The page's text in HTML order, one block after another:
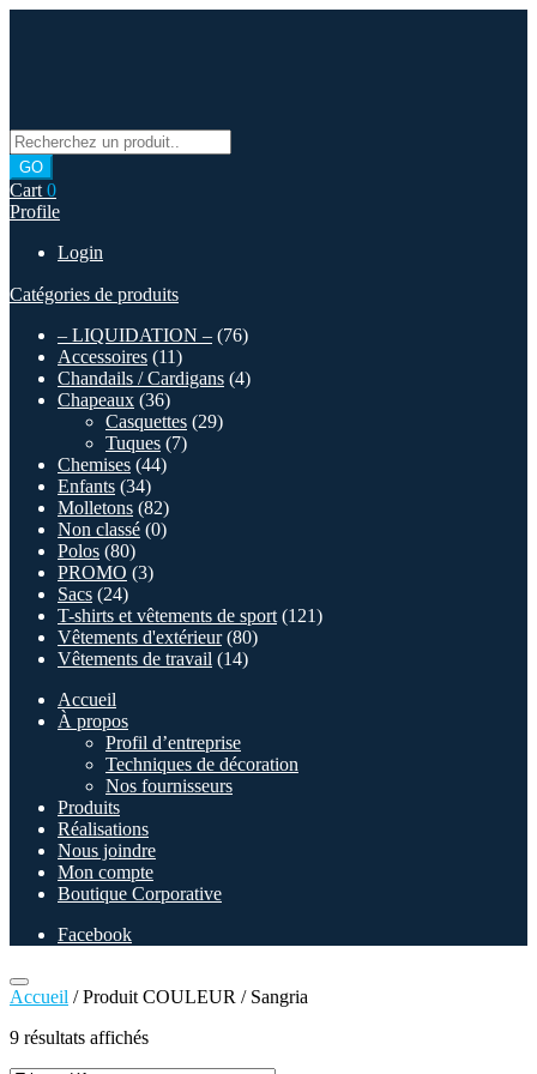
Impressions Multi-Images
Products
search
GO
Cart0
Profile
Login
– LIQUIDATION –
Accessoires(11)
Chandails / Cardigans
Chapeaux(36)
Casquettes
Tuques
Chemises(44)
Enfants(34)
Molletons(82)
Non classé
Polos(80)
PROMO(3)
T-shirts et vêtements de sport
Vêtements d'extérieur
Vêtements de travail(14)
Accueil
À propos
Profil d’entreprise
Techniques de décoration
Nos fournisseurs
Produits
Nous joindre
Boutique Corporative